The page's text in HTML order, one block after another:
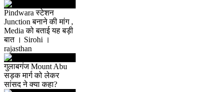
Pindwara स्टेशन
Junction बनाने की मांग ,
Media को बताई यह बड़ी
बात । Sirohi ।
rajasthan
गुलाबगंज Mount Abu
सड़क मार्ग को लेकर
सांसद ने क्या कहा?